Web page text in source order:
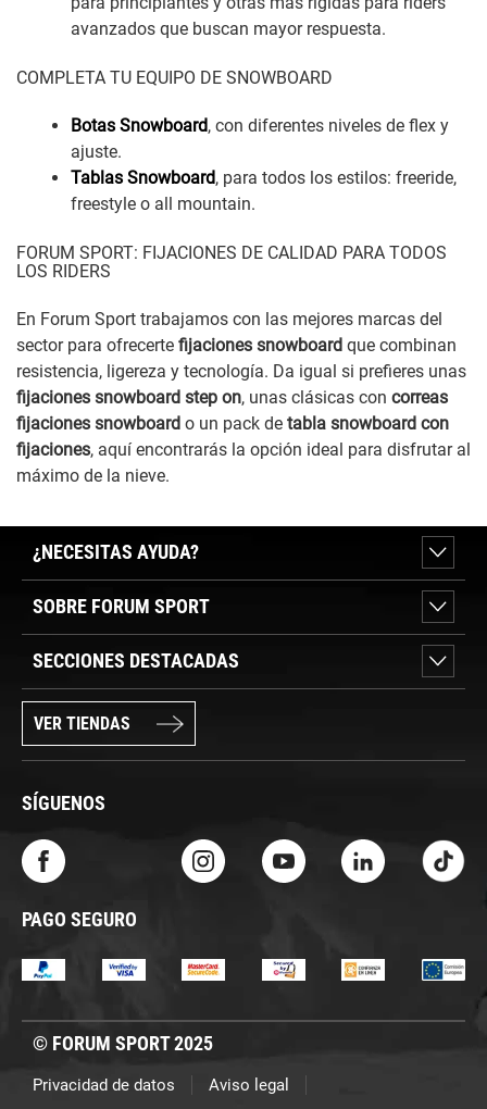
avanzados que buscan mayor respuesta.
COMPLETA TU EQUIPO DE SNOWBOARD
Botas Snowboard, con diferentes niveles de flex y
ajuste.
Tablas Snowboard, para todos los estilos: freeride,
freestyle o all mountain.
FORUM SPORT: FIJACIONES DE CALIDAD PARA TODOS
LOS RIDERS
En Forum Sport trabajamos con las mejores marcas del
sector para ofrecerte fijaciones snowboard que combinan
resistencia, ligereza y tecnología. Da igual si prefieres unas
fijaciones snowboard step on, unas clásicas con correas
fijaciones snowboard o un pack de tabla snowboard con
fijaciones, aquí encontrarás la opción ideal para disfrutar al
máximo de la nieve.
¿NECESITAS AYUDA?
SOBRE FORUM SPORT
SECCIONES DESTACADAS
VER TIENDAS
SÍGUENOS
PAGO SEGURO
© FORUM SPORT 2025
Privacidad de datos Aviso legal